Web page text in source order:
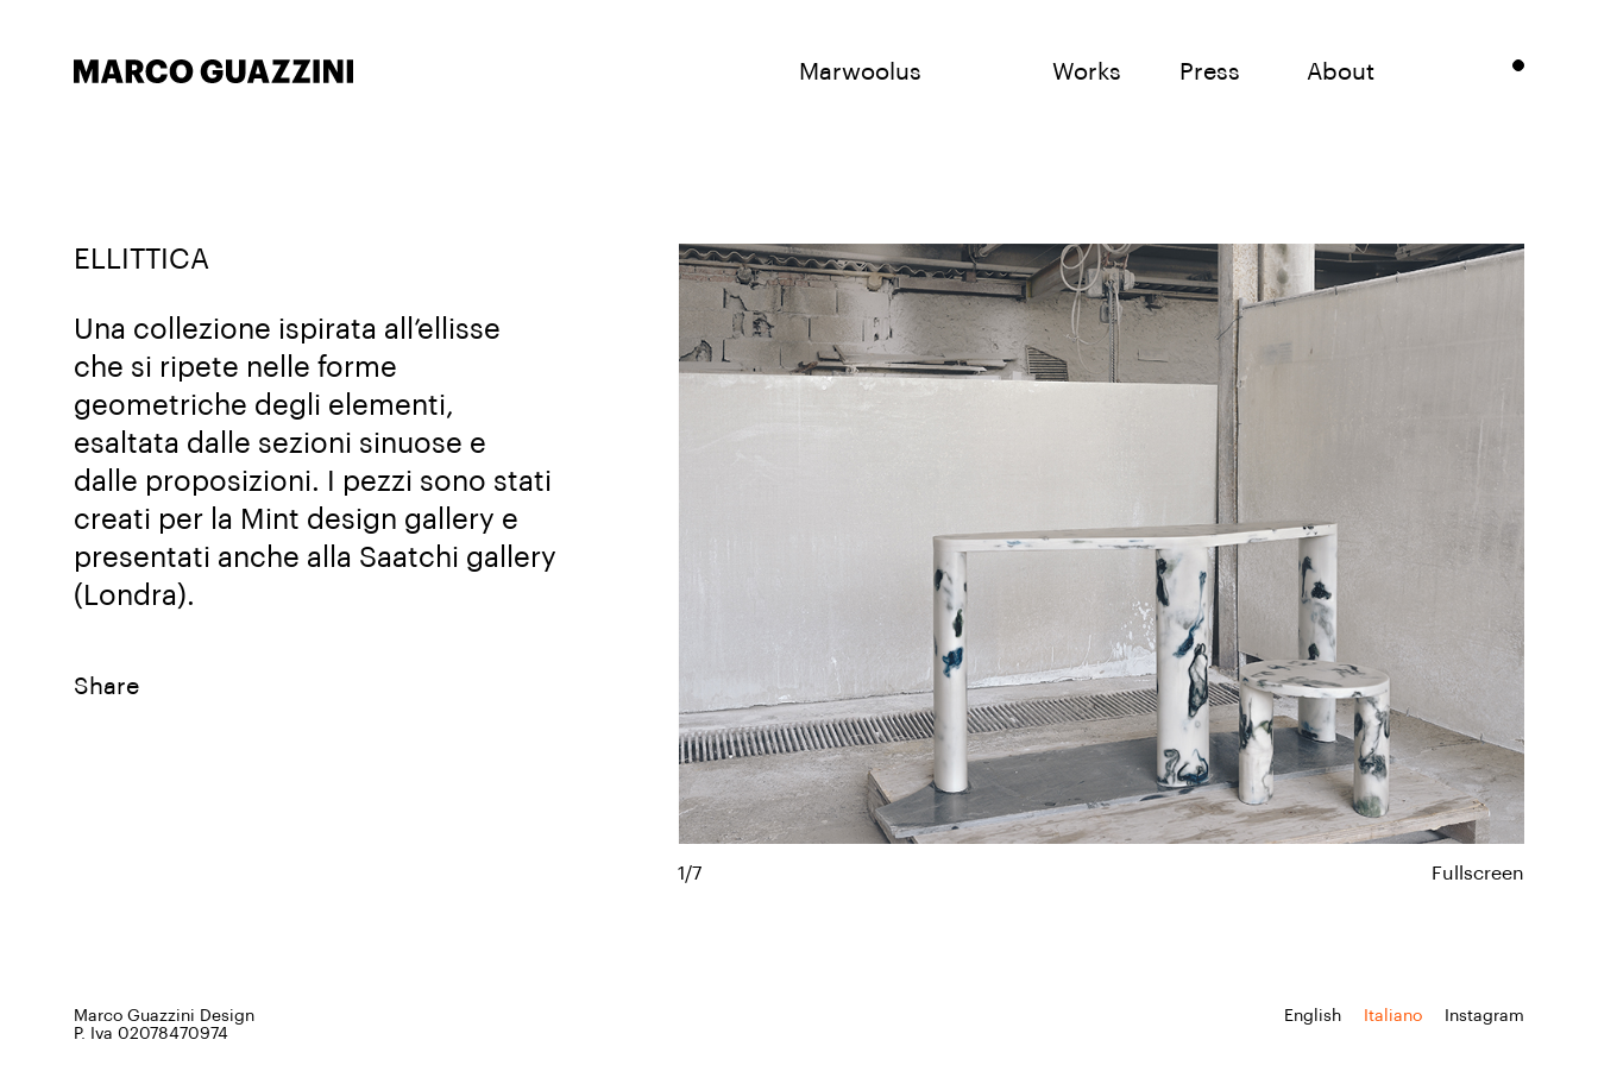
Marwoolus Works Press About
ELLITTICA
Una collezione ispirata all’ellisse
che si ripete nelle forme
geometriche degli elementi,
esaltata dalle sezioni sinuose e
dalle proposizioni. I pezzi sono stati
creati per la Mint design gallery e
presentati anche alla Saatchi gallery
(Londra).
Share
1/7 Fullscreen
Marco Guazzini Design
P. Iva 02078470974
English Italiano Instagram